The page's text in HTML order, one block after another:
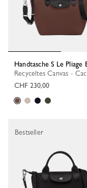
Handtasche S Le Pliage
Recyceltes Canvas -
CHF 230,00
Bestseller